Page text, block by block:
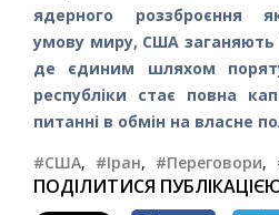
ядерного роззброєння
умову миру, США заганяють
де єдиним шляхом
республіки стає повна
питанні в обмін на власне
#США, #Іран, #Переговори,
ПОДІЛИТИСЯ